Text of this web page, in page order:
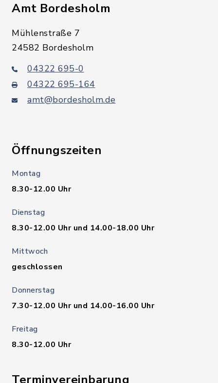
Amt Bordesholm
Mühlenstraße 7
24582 Bordesholm
04322 695-0
04322 695-164
amt@bordesholm.de
Öffnungszeiten
Montag
8.30-12.00 Uhr
Dienstag
8.30-12.00 Uhr und 14.00-18.00 Uhr
Mittwoch
geschlossen
Donnerstag
7.30-12.00 Uhr und 14.00-16.00 Uhr
Freitag
8.30-12.00 Uhr
Terminvereinbarung